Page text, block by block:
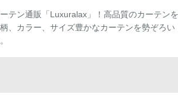
テン通販「Luxuralax」！高品質のカーテン
、カラー、サイズ豊かなカーテンを勢ぞろ